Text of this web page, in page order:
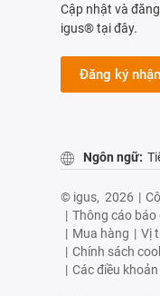
Cập nhật và
igus® tại đây.
Đăng ký
Ngôn ngữ:
© igus, 2026 |
| Thông cáo báo
| Mua hàng | Vị
| Chính sách
| Các điều